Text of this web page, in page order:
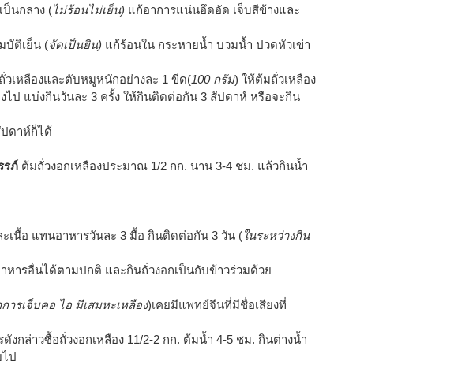
นกลาง (ไม่ร้อนไม่เย็น) แก้อาการแน่นอึดอัด เจ็บสีข้างและ
บัติเย็น (จัดเป็นยิน) แก้ร้อนใน กระหายน้ำ บวมน้ำ ปวดหัวเข่า
วเหลืองและตับหมูหนักอย่างละ 1 ขีด(100 กรัม) ให้ต้มถั่วเหลือง
ป แบ่งกินวันละ 3 ครั้ง ให้กินติดต่อกัน 3 สัปดาห์ หรือจะกิน
ดาห์ก็ได้
รภ์ ต้มถั่วงอกเหลืองประมาณ 1/2 กก. นาน 3-4 ชม. แล้วกินน้ำ
เนื้อ แทนอาหารวันละ 3 มื้อ กินติดต่อกัน 3 วัน (ในระหว่างกิน
หารอื่นได้ตามปกติ และกินถั่วงอกเป็นกับข้าวร่วมด้วย
ารเจ็บคอ ไอ มีเสมหะเหลือง)เคยมีแพทย์จีนที่มีชื่อเสียงที่
งกล่าวซื้อถั่วงอกเหลือง 11/2-2 กก. ต้มน้ำ 4-5 ชม. กินต่างน้ำ
ป